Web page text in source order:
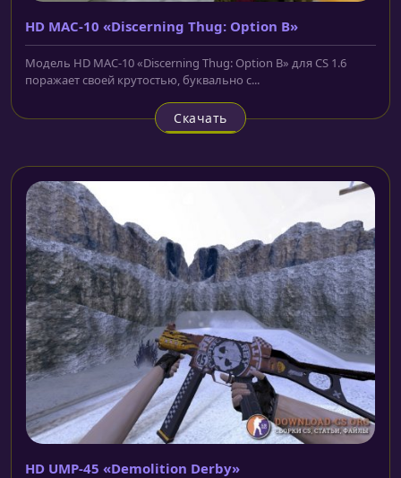
HD MAC-10 «Discerning Thug: Option B»
Модель HD MAC-10 «Discerning Thug: Option B» для CS 1.6
поражает своей крутостью, буквально с...
Скачать
HD UMP-45 «Demolition Derby»